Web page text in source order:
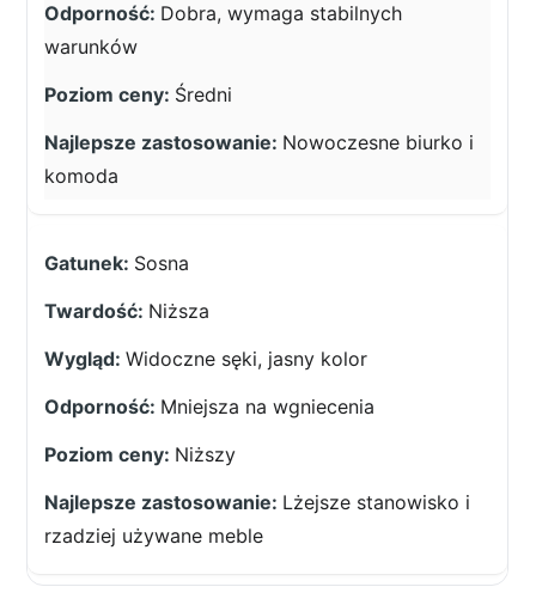
Dobra, wymaga stabilnych
warunków
Średni
Nowoczesne biurko i
komoda
Sosna
Niższa
Widoczne sęki, jasny kolor
Mniejsza na wgniecenia
Niższy
Lżejsze stanowisko i
rzadziej używane meble